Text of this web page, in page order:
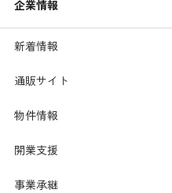
企業情報
新着情報
通販サイト
物件情報
開業支援
事業承継